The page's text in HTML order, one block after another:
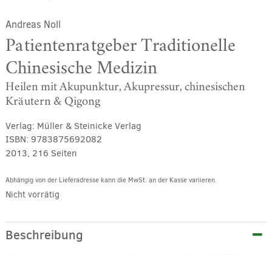
Andreas Noll
Patientenratgeber Traditionelle
Chinesische Medizin
Heilen mit Akupunktur, Akupressur, chinesischen
Kräutern & Qigong
Verlag: Müller & Steinicke Verlag
ISBN: 9783875692082
2013, 216 Seiten
Abhängig von der Lieferadresse kann die MwSt. an der Kasse variieren.
Nicht vorrätig
Beschreibung